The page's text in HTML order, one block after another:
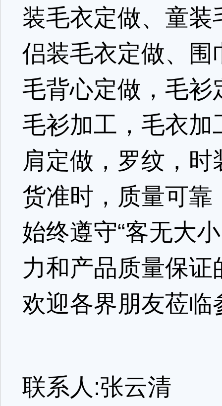
装毛衣定做、童
侣装毛衣定做、
毛背心定做，毛衫
毛衫加工，毛衣
肩定做，罗纹，
货准时，质量可
始终遵守“客无大
力和产品质量保
欢迎各界朋友莅
联系人:张云清